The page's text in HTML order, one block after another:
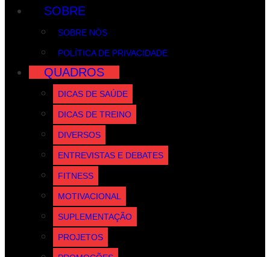
SOBRE
SOBRE NÓS
POLÍTICA DE PRIVACIDADE
QUADROS
DICAS DE SAÚDE
DICAS DE TREINO
DIVERSOS
ENTREVISTAS E DEBATES
FITNESS
MOTIVACIONAL
SUPLEMENTAÇÃO
PROJETOS